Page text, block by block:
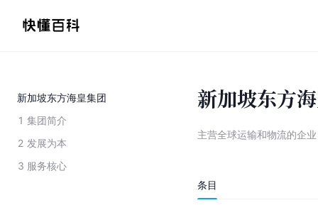
新加坡东方海皇集团
1 集团简介
2 发展为本
3 服务核心
新加坡东方
主营全球运输和物流的企业
条目